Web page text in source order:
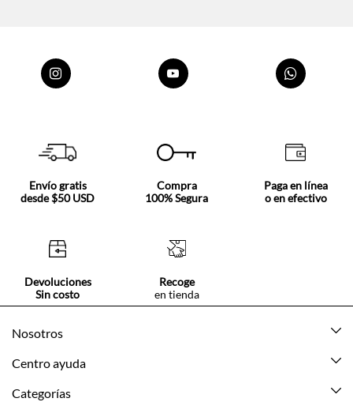
Envío gratis
desde $50 USD
Compra
100% Segura
Paga en línea
o en efectivo
Devoluciones
Sin costo
Recoge
en tienda
Nosotros
Acerca de Tennis
Centro ayuda
Mis pedidos
Categorías